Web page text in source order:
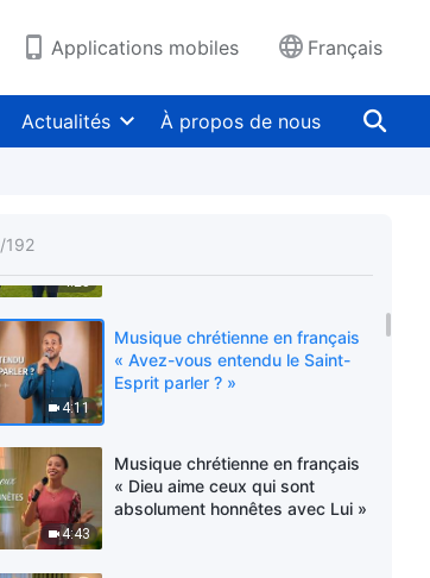
Applications mobiles Français
Actualités À propos de nous
/192
« Tu as beaucoup gagné grâce
à ta foi »
4:25
par la parole »
4:11
Musique chrétienne en français
« Avez-vous entendu le Saint-
Esprit parler ? »
4:43
Musique chrétienne en français
« Dieu aime ceux qui sont
absolument honnêtes avec Lui »